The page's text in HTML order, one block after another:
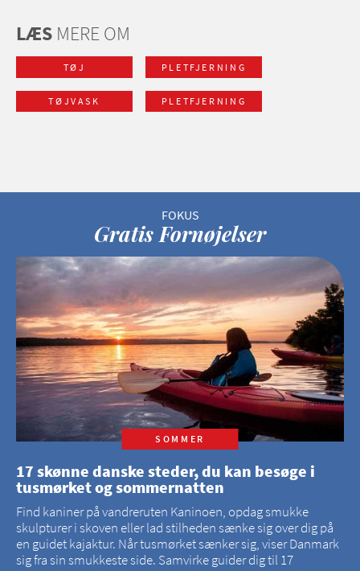
LÆS MERE OM
TØJ PLETFJERNING
TØJVASK PLETFJERNING
Gratis Fornøjelser
SOMMER
17 skønne danske steder, du kan besøge i
tusmørket og sommernatten
Find kaniner på vandreruten Kaninoen, opdag smukke
skulpturer i skoven eller lad stilheden sænke sig over dig på
en guidet kajaktur. Når tusmørket sænker sig, viser Danmark
sig fra sin smukkeste side. Samvirke guider dig til 17